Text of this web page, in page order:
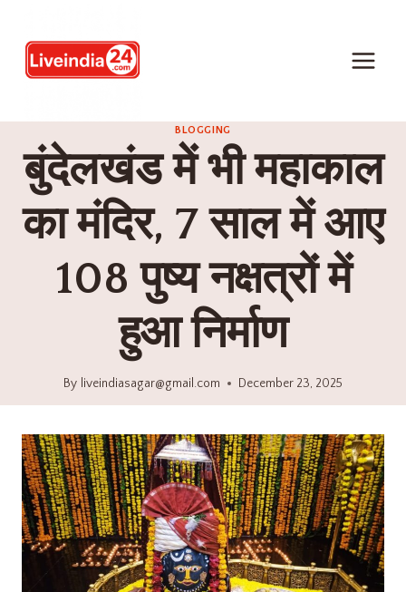
BLOGGING
बुंदेलखंड में भी महाकाल
का मंदिर, 7 साल में आए
108 पुष्य नक्षत्रों में
हुआ निर्माण
By liveindiasagar@gmail.com December 23, 2025